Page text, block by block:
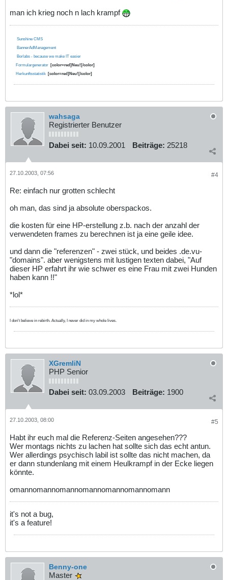
man ich krieg noch n lach krampf
Sunshine CMS
BannerAdManagement
Borlabs - because we make IT easier
Formulargenerator [color=red]Neu![/color]
Herkunftsstatistik [color=red]Neu![/color]
wahsaga
Registrierter Benutzer
Dabei seit: 10.09.2001 Beiträge: 25218
#4
27.10.2003, 07:56
Re: einfach nur grotten schlecht
oh man, das sind ja absolute oberspackos.
die kosten für eine HP-erstellung z.b. nach der anzahl der
verwendeten frames zu berechnen ist ja eine geile idee.
und dann die "referenzen" - zwei stück, und beides .de.vu-
"domains". aber wenigstens mit lustigen texten dabei, "Auf
dieser HP erfahrt ihr wie schwer es eine Frau mit zwei Hunden
haben kann !!"
*lol*
I don't believe in rebirth. Actually, I never did in my whole lives.
XGremliN
PHP Senior
Dabei seit: 03.09.2003 Beiträge: 1900
#5
27.10.2003, 08:00
Habt ihr euch mal die Referenz-Seiten angesehen???
Wer montags nichts zu lachen hat sollte sich das echt antun.
Wer allerdings psychisch labil ist sollte das nicht machen, da
er dann stundenlang mit einem Heulkrampf in der Ecke liegen
könnte.
omannomannomannomannomannomannomann
it's not a bug,
it's a feature!
Benny-one
Master